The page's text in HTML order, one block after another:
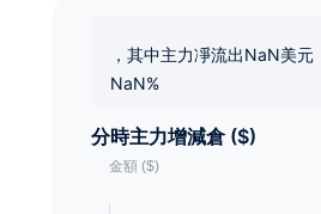
，其中主力凈流出NaN美元
NaN%
分時主力增減倉 ($)